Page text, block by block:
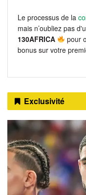
Le processus de la
mais n’oubliez pas
130AFRICA
pour
bonus sur votre
Exclusivité